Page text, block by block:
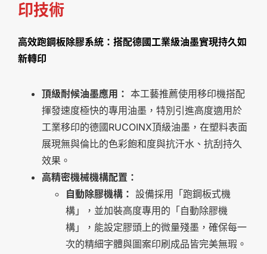
印技術
高效跑鋼板除膠系統：搭配德國工業級油墨實現持久如
新轉印
頂級耐候油墨應用： 本工藝推薦使用移印機搭配
揮發速度極快的專用油墨，特別引進高度適用於
工業移印的德國RUCOINX頂級油墨，在塑料表面
展現無與倫比的色彩飽和度與抗汗水、抗刮持久
效果。
高精密機械機構配置：
自動除膠機構： 設備採用「跑鋼板式機
構」，並加裝高度專用的「自動除膠機
構」，能設定膠頭上的微量殘墨，確保每一
次的精細字體與圖案印刷成品皆完美無瑕。